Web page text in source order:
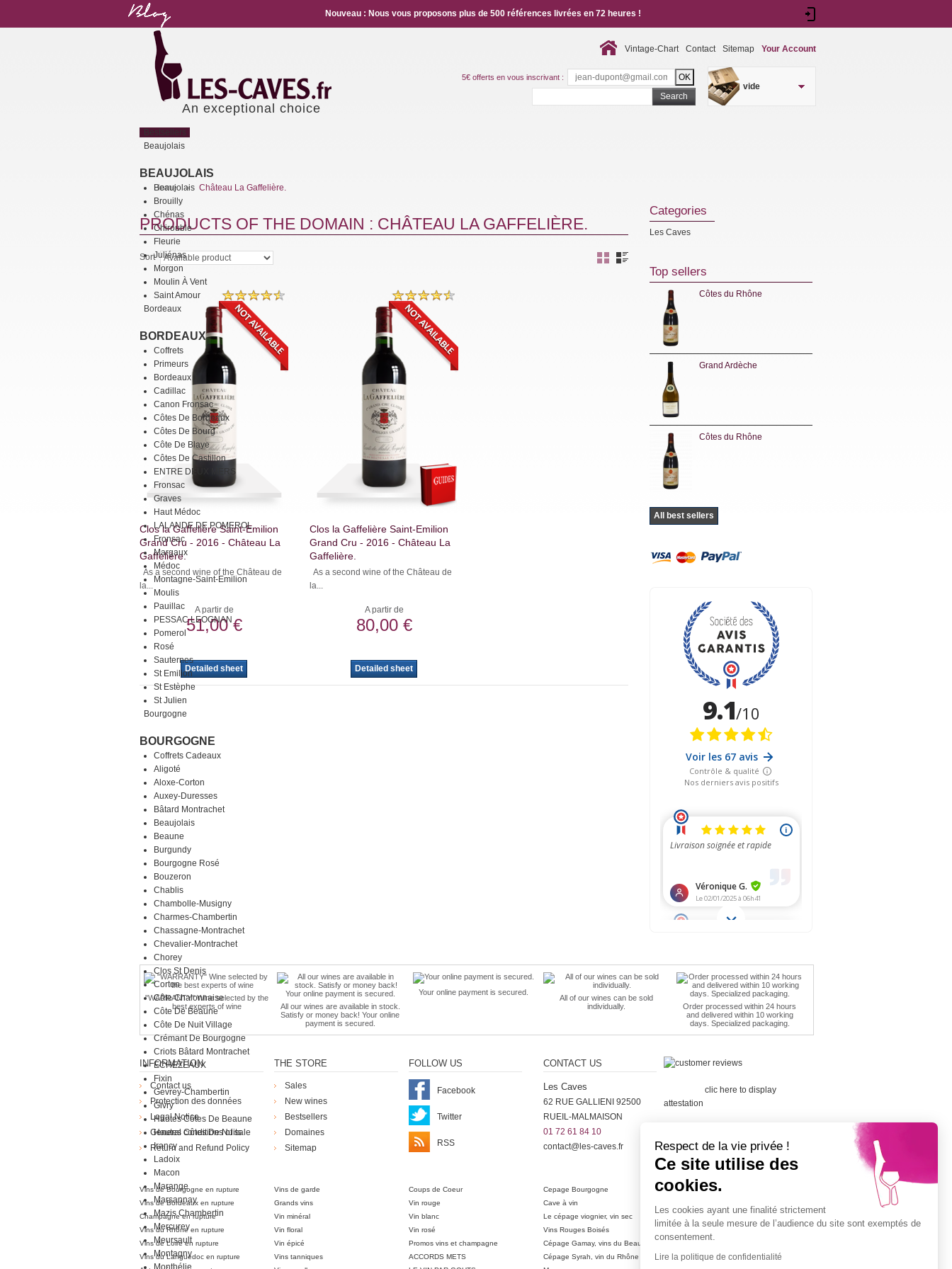
An exceptional choice
Bestsellers
Beaujolais
BEAUJOLAIS
Beaujolais
Brouilly
Chénas
Chirouble
Fleurie
Juliénas
Morgon
Moulin À Vent
Saint Amour
Bordeaux
BORDEAUX
Coffrets
Primeurs
Bordeaux
Cadillac
Canon Fronsac
Côtes De Bordeaux
Côtes De Bourg
Côte De Blaye
Côtes De Castillon
ENTRE DEUX MERS
Fronsac
Graves
Haut Médoc
LALANDE DE POMEROL
Fronsac
Margaux
Médoc
Montagne-Saint-Emilion
Moulis
Pauillac
PESSAC LEOGNAN
Pomerol
Rosé
Sauternes
St Emilion
St Estèphe
St Julien
Bourgogne
BOURGOGNE
Coffrets Cadeaux
Aligoté
Aloxe-Corton
Auxey-Duresses
Bâtard Montrachet
Beaujolais
Beaune
Burgundy
Bourgogne Rosé
Bouzeron
Chablis
Chambolle-Musigny
Charmes-Chambertin
Chassagne-Montrachet
Chevalier-Montrachet
Chorey
Clos St Denis
Corton
Côte Chalonnaise
Côte De Beaune
Côte De Nuit Village
Crémant De Bourgogne
Criots Bâtard Montrachet
ECHEZEAUX
Fixin
Gevrey-Chambertin
Givry
Hautes Côtes De Beaune
Hautes Côtes De Nuits
Irancy
Ladoix
Macon
Marange
Marsannay
Mazis Chambertin
Mercurey
Meursault
Montagny
Monthélie
vide
Vintage-Chart Contact Sitemap Your Account
Nouveau : Nous vous proposons plus de 500 références livrées en 72 heures !
Search
5€ offerts en vous inscrivant :
Home
Château La Gaffelière.
PRODUCTS OF THE DOMAIN : CHÂTEAU LA GAFFELIÈRE.
Sort
Clos la Gaffelière Saint-Emilion
Grand Cru - 2016 - Château La
Gaffelière.
As a second wine of the Château de
la...
A partir de
51,00 €
Detailed sheet
Clos la Gaffelière Saint-Emilion
Grand Cru - 2016 - Château La
Gaffelière.
As a second wine of the Château de
la...
A partir de
80,00 €
Detailed sheet
Categories
Les Caves
Top sellers
Côtes du Rhône
Grand Ardèche
Côtes du Rhône
All best sellers
"WARRANTY" Wine selected by the
best experts of wine
All our wines are available in stock.
Satisfy or money back! Your online
payment is secured.
Your online payment is secured.
All of our wines can be sold
individually.
Order processed within 24 hours
and delivered within 10 working
days. Specialized packaging.
INFORMATION
Contact us
Protection des données
Legal Notice
General conditions of sale
Return and Refund Policy
THE STORE
Sales
New wines
Bestsellers
Domaines
Sitemap
FOLLOW US
Facebook
Twitter
RSS
CONTACT US
Les Caves
62 RUE GALLIENI 92500
RUEIL-MALMAISON
01 72 61 84 10
contact@les-caves.fr
clic here to display
attestation
Vins de Bourgogne en rupture Vins de garde Coups de Coeur Cepage Bourgogne
Cépage Merlot
Vins de Bordeaux en rupture
Grands vins Vin rouge Cave à vin
Champagne en rupture
Vin minéral Vin blanc Le cépage viognier, vin sec
Cépage Sauvignon
Vins du Rhône en rupture
Vin floral Vin rosé Vins Rouges Boisés
Vins de Loire en rupture
Vin épicé Promos vins et champagne Cépage Gamay, vins du Beaujolais
Vins du Languedoc en rupture
Vins tanniques ACCORDS METS Cépage Syrah, vin du Rhône
Champagne petit prix
Respect de la vie privée !
Ce site utilise des
cookies.
Les cookies ayant une finalité strictement
limitée à la seule mesure de l’audience du site sont exemptés de
consentement.
Lire la politique de confidentialité